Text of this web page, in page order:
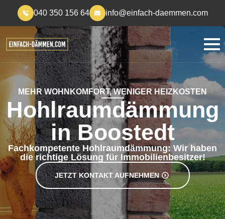
040 350 156 64 info@einfach-daemmen.com
MEHR WOHNKOMFORT, WENIGER HEIZKOSTEN
Hohlraumdämmung
in Boostedt
Fachkompetente Hohlraumdämmung: Wir haben
die richtige Lösung für Immobilienbesitzer!
JETZT KONTAKT AUFNEHMEN